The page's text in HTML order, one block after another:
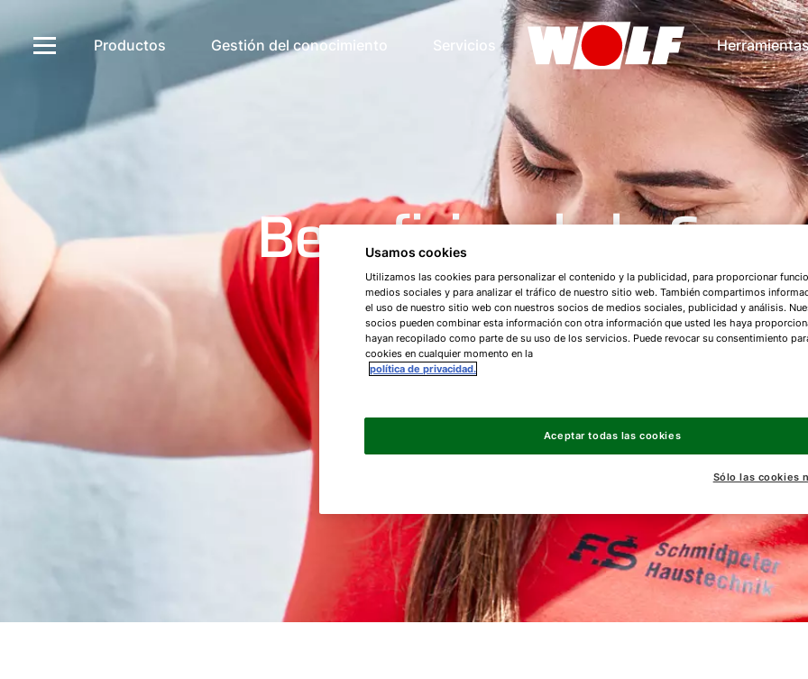
Productos Gestión del conocimiento Servicios
Beneficios de la
ProWOLF
Usamos cookies
Utilizamos las cookies para personalizar el contenido y la publicidad, para proporcionar
medios sociales y para analizar el tráfico de nuestro sitio web. También compartimos
el uso de nuestro sitio web con nuestros socios de medios sociales, publicidad y análisis.
socios pueden combinar esta información con otra información que usted les haya
hayan recopilado como parte de su uso de los servicios. Puede revocar su consentimiento
cookies en cualquier momento en la
política de privacidad.
Sólo las cookies
Aceptar todas las cookies